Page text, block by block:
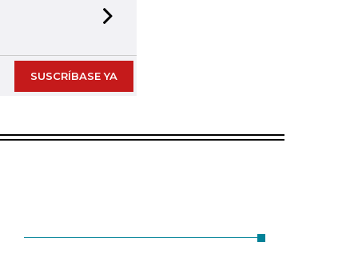
SUSCRÍBASE YA